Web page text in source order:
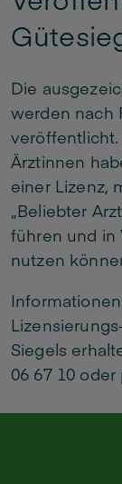
Die
werden nach
Ärztinnen
einer Lizenz,
„Beliebter
führen und in
nutzen
Siegels
06 67 10 oder